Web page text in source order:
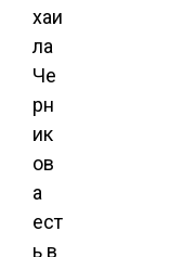
хаи
ла
Че
рн
ик
ов
а
ест
ь в